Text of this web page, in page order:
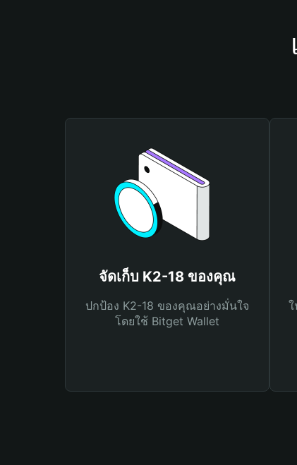
จัดเก็บ K2-18 ของคุณ
ปกป้อง K2-18 ของคุณอย่างมั่นใจ
โดยใช้ Bitget Wallet